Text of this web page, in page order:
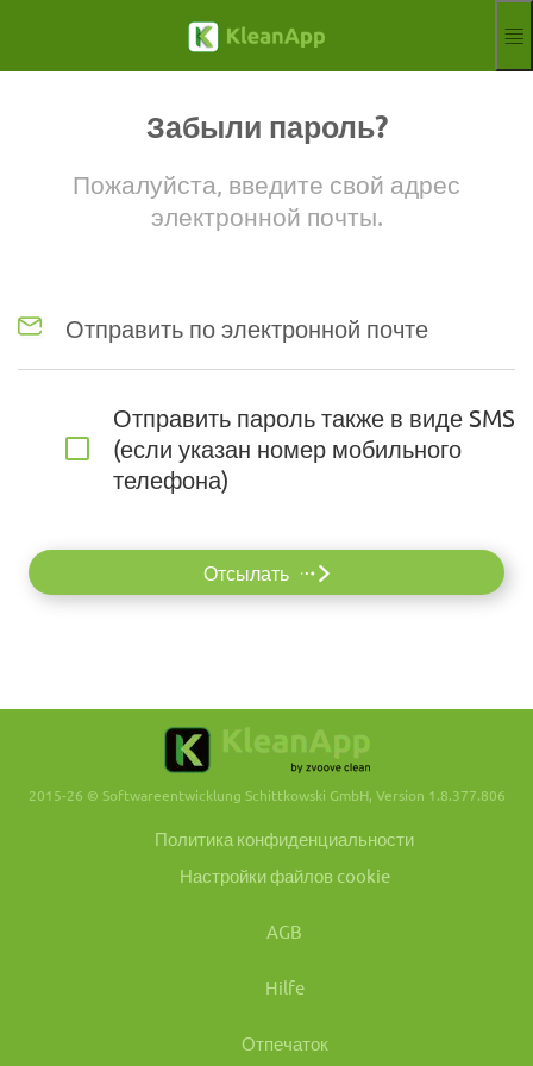
Hilfe
Партнёр
Рабочих мест
Забыли пароль?
Пожалуйста, введите свой адрес
электронной почты.
Отправить по электронной почте
Отправить пароль также в виде SMS
(если указан номер мобильного
телефона)
Отсылать
2015-26 © Softwareentwicklung Schittkowski GmbH, Version 1.8.377.806
Политика конфиденциальности
Настройки файлов cookie
AGB
Hilfe
Отпечаток